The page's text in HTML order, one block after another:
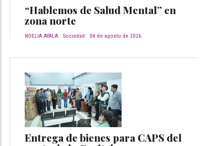
“Hablemos de Salud Mental” en
zona norte
NOELIA AYALA Sociedad 04 de agosto de 2026
Entrega de bienes para CAPS del